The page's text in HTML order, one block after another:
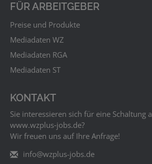
FÜR ARBEITGEBER
Preise und Produkte
Mediadaten WZ
Mediadaten RGA
Mediadaten ST
KONTAKT
Sie interessieren sich für eine Schaltung
www.wzplus‑jobs.de?
Wir freuen uns auf Ihre Anfrage!
info@wzplus-jobs.de